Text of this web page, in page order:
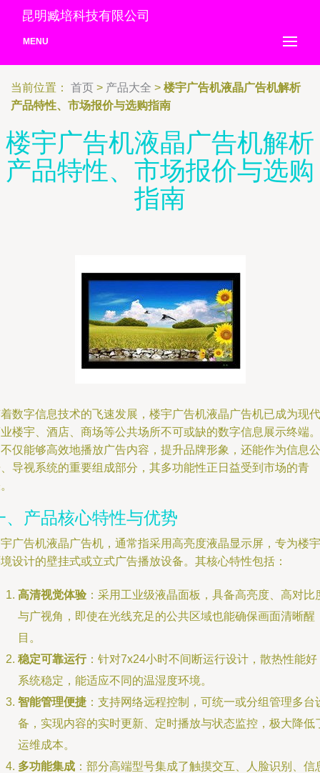
昆明臧培科技有限公司
MENU
当前位置： 首页 > 产品大全 > 楼宇广告机液晶广告机解析
产品特性、市场报价与选购指南
楼宇广告机液晶广告机解析
产品特性、市场报价与选购
指南
数字信息技术的飞速发展，楼宇广告机液晶广告机已成为现代
楼宇、酒店、商场等公共场所不可或缺的数字信息展示终端。
仅能够高效地播放广告内容，提升品牌形象，还能作为信息公
导视系统的重要组成部分，其多功能性正日益受到市场的青
、产品核心特性与优势
广告机液晶广告机，通常指采用高亮度液晶显示屏，专为楼宇
设计的壁挂式或立式广告播放设备。其核心特性包括：
高清视觉体验 ：采用工业级液晶面板，具备高亮度、高对比
与广视角，即使在光线充足的公共区域也能确保画面清晰醒
目。
稳定可靠运行：针对7x24小时不间断运行设计，散热性能好
系统稳定，能适应不同的温湿度环境。
智能管理便捷 ：支持网络远程控制，可统一或分组管理多台
备，实现内容的实时更新、定时播放与状态监控，极大降低
运维成本。
多功能集成 ：部分高端型号集成了触摸交互、人脸识别、信